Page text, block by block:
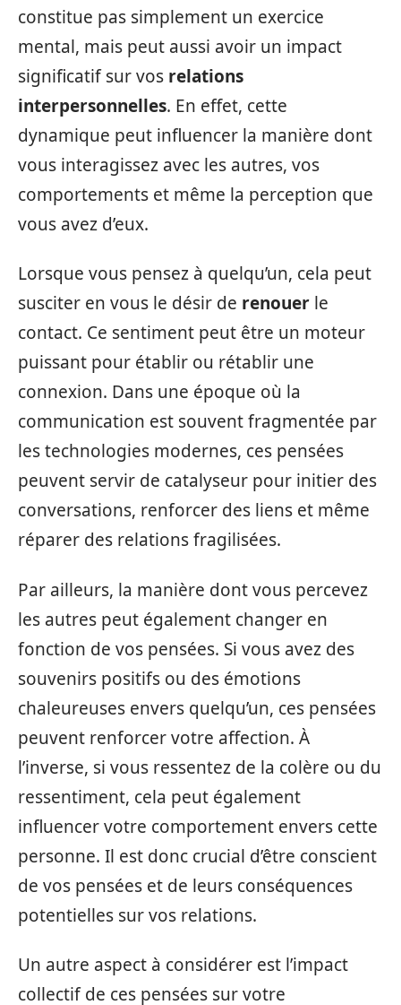
constitue pas simplement un exercice
mental, mais peut aussi avoir un impact
significatif sur vos relations
interpersonnelles. En effet, cette
dynamique peut influencer la manière dont
vous interagissez avec les autres, vos
comportements et même la perception que
vous avez d’eux.
Lorsque vous pensez à quelqu’un, cela peut
susciter en vous le désir de renouer le
contact. Ce sentiment peut être un moteur
puissant pour établir ou rétablir une
connexion. Dans une époque où la
communication est souvent fragmentée par
les technologies modernes, ces pensées
peuvent servir de catalyseur pour initier des
conversations, renforcer des liens et même
réparer des relations fragilisées.
Par ailleurs, la manière dont vous percevez
les autres peut également changer en
fonction de vos pensées. Si vous avez des
souvenirs positifs ou des émotions
chaleureuses envers quelqu’un, ces pensées
peuvent renforcer votre affection. À
l’inverse, si vous ressentez de la colère ou du
ressentiment, cela peut également
influencer votre comportement envers cette
personne. Il est donc crucial d’être conscient
de vos pensées et de leurs conséquences
potentielles sur vos relations.
Un autre aspect à considérer est l’impact
collectif de ces pensées sur votre